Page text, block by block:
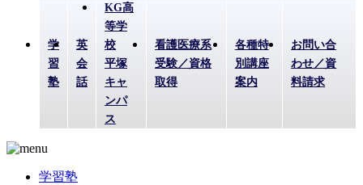
学
習
塾
英
会
話
KG高
等学
校
平塚
キャ
ンパ
ス
看護医療系
受験／資格
取得
各種特
別講座
案内
お問い合
わせ／資
料請求
学習塾